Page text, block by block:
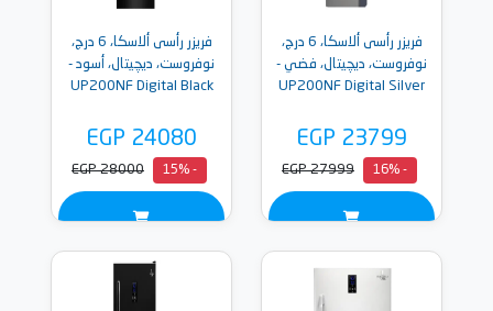
فريزر رأسى ألاسكا، 6 درج،
نوفروست، ديچيتال، فضي -
UP200NF Digital Silver
EGP 23799
- 16%
EGP 27999
فريزر رأسى ألاسكا، 6 درج،
نوفروست، ديچيتال، أسود -
UP200NF Digital Black
EGP 24080
- 15%
EGP 28000